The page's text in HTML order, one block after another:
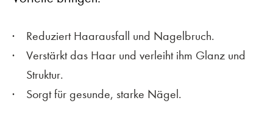
Reduziert Haarausfall und Nagelbruch.
Verstärkt das Haar und verleiht ihm Glanz und
Struktur.
Sorgt für gesunde, starke Nägel.